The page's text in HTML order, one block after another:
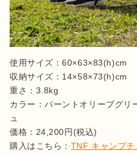
使用サイズ：60×63×83(h)cm
収納サイズ：14×58×73(h)cm
重さ：3.8kg
カラー：バーントオリーブグリ
ュ
価格：24,200円(税込)
購入はこちら： TNF キャンプチ